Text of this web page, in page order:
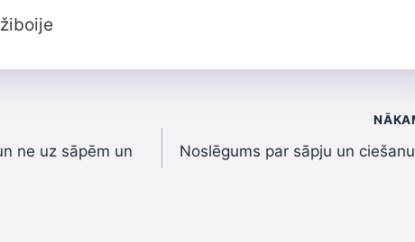
ne uz sāpēm un
Noslēgums par sāpju un